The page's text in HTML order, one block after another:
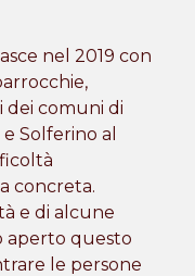
nel 2019 con
dei comuni di
Solferino al
concreta.
e di alcune
aperto questo
le persone